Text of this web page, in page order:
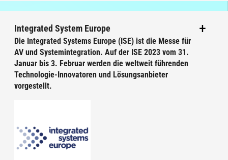
Integrated System Europe
Die Integrated Systems Europe (ISE) ist die Messe für
AV und Systemintegration. Auf der ISE 2023 vom 31.
Januar bis 3. Februar werden die weltweit führenden
Technologie-Innovatoren und Lösungsanbieter
vorgestellt.